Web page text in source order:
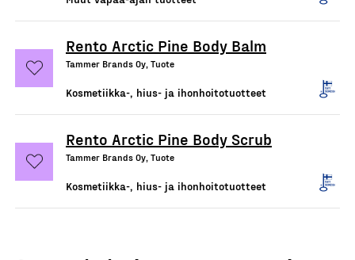
Rento Arctic Pine Body Balm
Tammer Brands Oy, Tuote
Kosmetiikka-, hius- ja ihonhoitotuotteet
Rento Arctic Pine Body Scrub
Tammer Brands Oy, Tuote
Kosmetiikka-, hius- ja ihonhoitotuotteet